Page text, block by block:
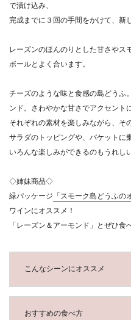
で漬け込み、
完成までに３回の手間をかけて、新
レーズンのほんのりとした甘さやス
ボールとよく合います。
チーズのような味と食感の島どうふ
ンド。さわやかな甘さでアクセント
それぞれの素材を楽しみながら、そ
サラダのトッピングや、バケットに
いろんな楽しみができるのもうれし
◇姉妹商品◇
緑パッケージ 「スモーク島どうふ
ワインにオススメ！
「レーズン＆アーモンド」とぜひ食
こんなシーンにオススメ
おすすめの食べ方